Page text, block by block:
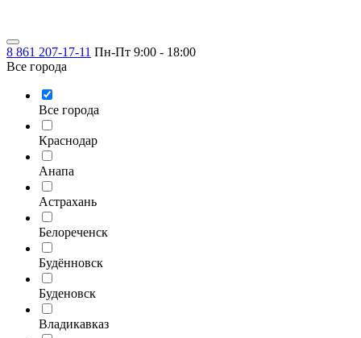
8 861 207-17-11 Пн-Пт 9:00 - 18:00
Все города
Все города
Краснодар
Анапа
Астрахань
Белореченск
Будённовск
Буденовск
Владикавказ